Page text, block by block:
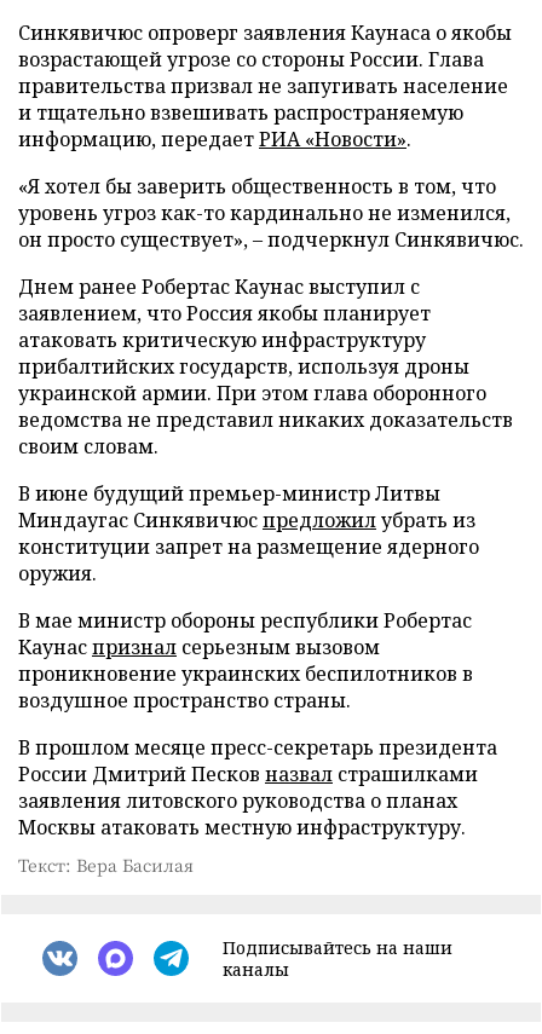
Синкявичюс опроверг заявления Каунаса о якобы
возрастающей угрозе со стороны России. Глава
правительства призвал не запугивать население
и тщательно взвешивать распространяемую
информацию, передаетРИА «Новости».
«Я хотел бы заверить общественность в том, что
уровень угроз как-то кардинально не изменился,
он просто существует», – подчеркнул Синкявичюс.
Днем ранее Робертас Каунас выступил с
заявлением, что Россия якобы планирует
атаковать критическую инфраструктуру
прибалтийских государств, используя дроны
украинской армии. При этом глава оборонного
ведомства не представил никаких доказательств
своим словам.
В июне будущий премьер-министр Литвы
Миндаугас Синкявичюспредложилубрать из
конституции запрет на размещение ядерного
оружия.
В мае министр обороны республики Робертас
Каунаспризнал серьезным вызовом
проникновение украинских беспилотников в
воздушное пространство страны.
В прошлом месяце пресс-секретарь президента
России Дмитрий Песков назвал страшилками
заявления литовского руководства о планах
Москвы атаковать местную инфраструктуру.
Текст: Вера Басилая
Подписывайтесь на наши
каналы